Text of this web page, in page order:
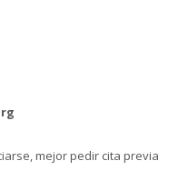
mejor pedir cita previa